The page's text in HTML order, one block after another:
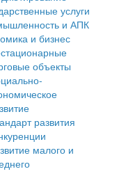
услуги
и АПК
и бизнес
объекты
развития
малого и